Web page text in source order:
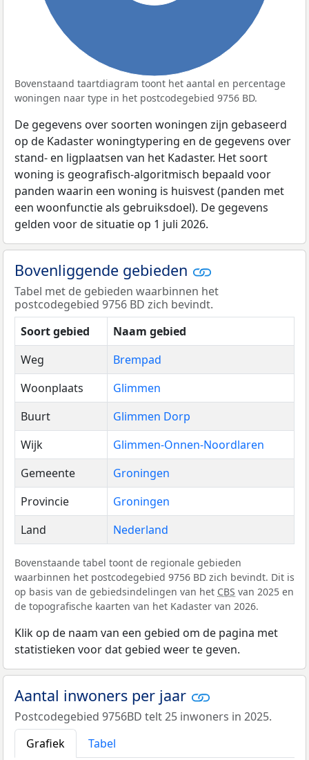
Bovenstaand taartdiagram toont het aantal en percentage
woningen naar type in het postcodegebied 9756 BD.
De gegevens over soorten woningen zijn gebaseerd
op de Kadaster woningtypering en de gegevens over
stand- en ligplaatsen van het Kadaster. Het soort
woning is geografisch-algoritmisch bepaald voor
panden waarin een woning is huisvest (panden met
een woonfunctie als gebruiksdoel). De gegevens
gelden voor de situatie op 1 juli 2026.
Bovenliggende gebieden
Tabel met de gebieden waarbinnen het
postcodegebied 9756 BD zich bevindt.
Soort gebied
Naam gebied
Weg
Brempad
Woonplaats
Glimmen
Buurt
Glimmen Dorp
Wijk
Glimmen-Onnen-Noordlaren
Gemeente
Groningen
Provincie
Groningen
Land
Nederland
Bovenstaande tabel toont de regionale gebieden
waarbinnen het postcodegebied 9756 BD zich bevindt. Dit is
op basis van de gebiedsindelingen van het CBS van 2025 en
de topografische kaarten van het Kadaster van 2026.
Klik op de naam van een gebied om de pagina met
statistieken voor dat gebied weer te geven.
Aantal inwoners per jaar
Postcodegebied 9756BD telt 25 inwoners in 2025.
Grafiek
Tabel